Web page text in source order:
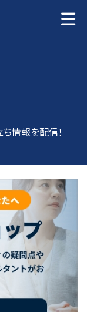
情報を配信！